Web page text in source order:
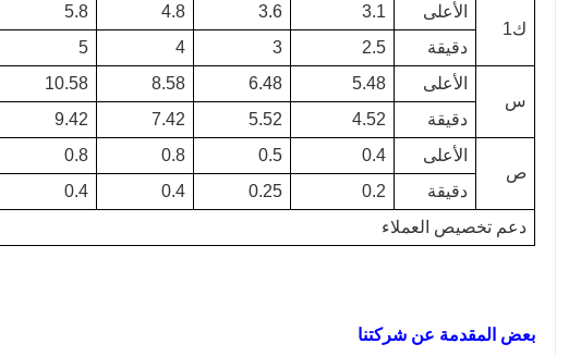
ك1
الأعلى 3.1
3.6
4.8
5.8
دقيقة
2.5
3
4
5
س
الأعلى 5.48
6.48
8.58
10.58
دقيقة
4.52
5.52
7.42
9.42
ص
الأعلى 0.4
0.5
0.8
0.8
دقيقة
0.2
0.25
0.4
0.4
دعم تخصيص العملاء
بعض المقدمة عن شركتنا